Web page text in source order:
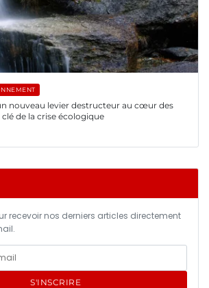
nouveau levier destructeur au cœur des
de la crise écologique
recevoir nos derniers articles directement
S'INSCRIRE